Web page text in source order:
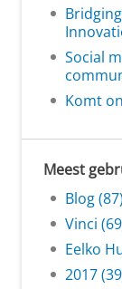
Social
Komt
Meest
Blog (87)
Vinci
Eelko
2017